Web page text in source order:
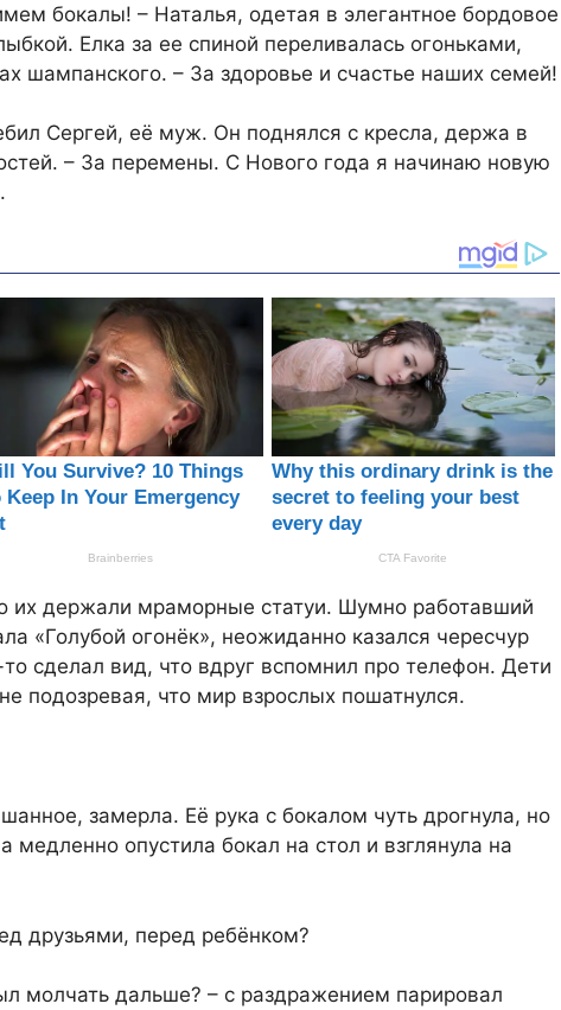
бокалы! – Наталья, одетая в элегантное бордовое
Елка за ее спиной переливалась огоньками,
шампанского. – За здоровье и счастье наших семей!
Сергей, её муж. Он поднялся с кресла, держа в
– За перемены. С Нового года я начинаю новую
их держали мраморные статуи. Шумно работавший
«Голубой огонёк», неожиданно казался чересчур
сделал вид, что вдруг вспомнил про телефон. Дети
подозревая, что мир взрослых пошатнулся.
замерла. Её рука с бокалом чуть дрогнула, но
медленно опустила бокал на стол и взглянула на
друзьями, перед ребёнком?
молчать дальше? – с раздражением парировал